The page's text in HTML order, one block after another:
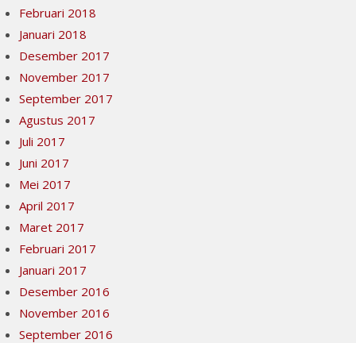
Februari 2018
Januari 2018
Desember 2017
November 2017
September 2017
Agustus 2017
Juli 2017
Juni 2017
Mei 2017
April 2017
Maret 2017
Februari 2017
Januari 2017
Desember 2016
November 2016
September 2016